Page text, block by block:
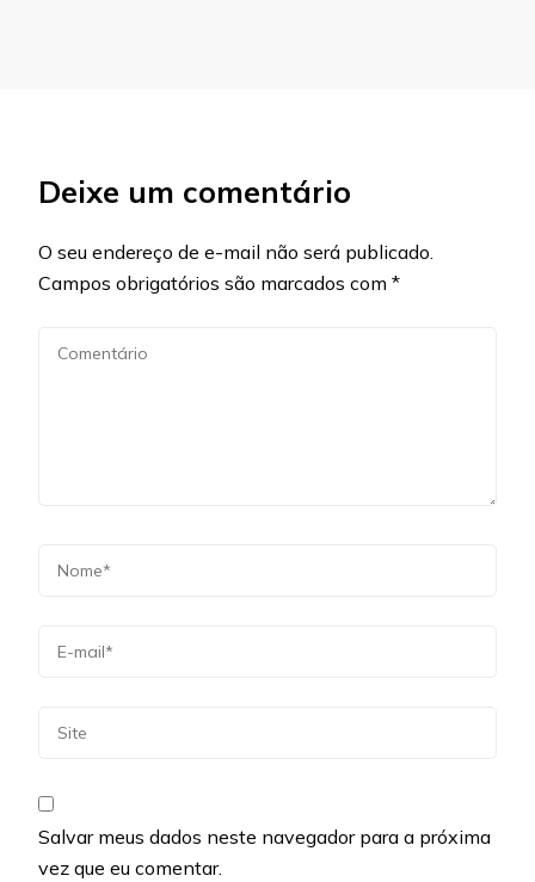
Deixe um comentário
O seu endereço de e-mail não será publicado.
Campos obrigatórios são marcados com *
Salvar meus dados neste navegador para a próxima
vez que eu comentar.